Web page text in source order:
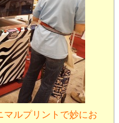
マルプリントで妙にお